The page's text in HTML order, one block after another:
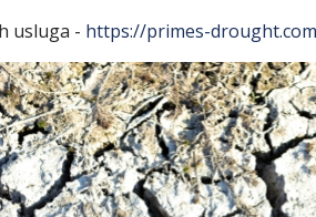
usluga - https://primes-